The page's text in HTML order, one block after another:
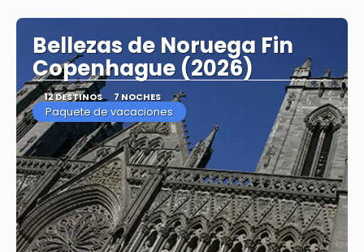
Bellezas de Noruega Fin
Copenhague (2026)
12 DESTINOS 7 NOCHES
Paquete de vacaciones